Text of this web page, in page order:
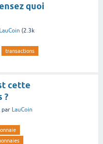
quoi
LauCoin (2.3k
transactions
cette
?
par LauCoin